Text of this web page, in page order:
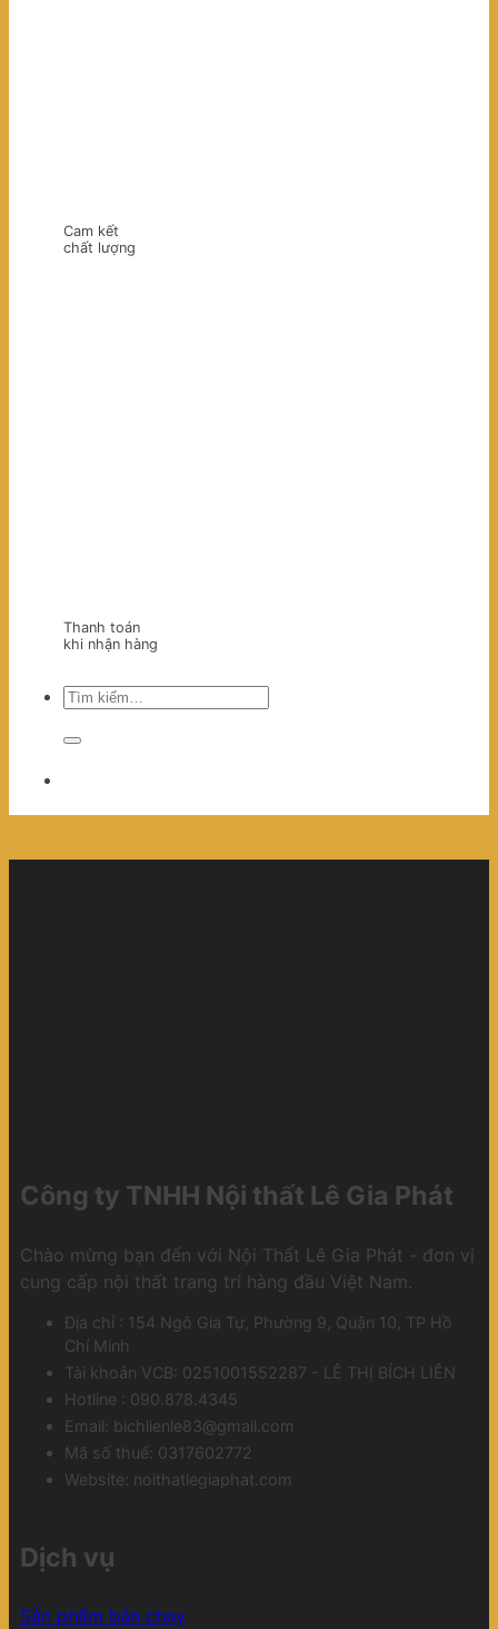
Cam kết
chất lượng
Thanh toán
khi nhận hàng
Tìm
Công ty TNHH Nội thất Lê Gia Phát
Chào mừng bạn đến với Nội Thất Lê Gia Phát - đơn vị
cung cấp nội thất trang trí hàng đầu Việt Nam.
Địa chỉ : 154 Ngô Gia Tự, Phường 9, Quận 10, TP Hồ
Chí Minh
Tài khoản VCB: 0251001552287 - LÊ THỊ BÍCH LIÊN
Hotline : 090.878.4345
Email: bichlienle83@gmail.com
Mã số thuế: 0317602772
Website: noithatlegiaphat.com
Dịch vụ
Sản phẩm bán chạy